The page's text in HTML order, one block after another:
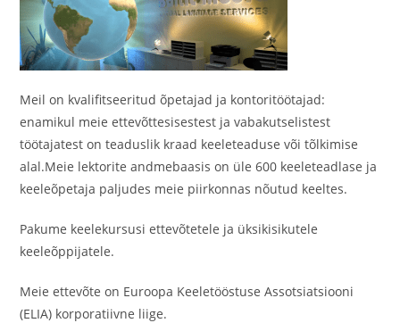
Meil on kvalifitseeritud õpetajad ja kontoritöötajad:
enamikul meie ettevõttesisestest ja vabakutselistest
töötajatest on teaduslik kraad keeleteaduse või tõlkimise
alal.Meie lektorite andmebaasis on üle 600 keeleteadlase ja
keeleõpetaja paljudes meie piirkonnas nõutud keeltes.
Pakume keelekursusi ettevõtetele ja üksikisikutele
keeleõppijatele.
Meie ettevõte on Euroopa Keeletööstuse Assotsiatsiooni
(ELIA) korporatiivne liige.